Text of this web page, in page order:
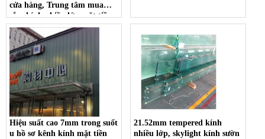
cửa hàng, Trung tâm mua
sắm kính nhiều lớp mặt tiền,
Trung tâm mua sắm mặt tiền
kính
Hiệu suất cao 7mm trong suốt
u hồ sơ kênh kính mặt tiền
21.52mm tempered kính
nhiều lớp, skylight kính sườn